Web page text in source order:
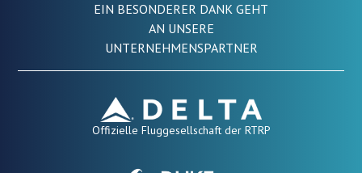
EIN BESONDERER DANK GEHT
AN UNSERE
UNTERNEHMENSPARTNER
Offizielle Fluggesellschaft der RTRP